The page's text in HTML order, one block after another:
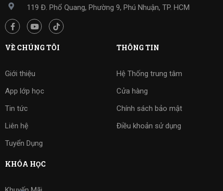
119 Đ. Phổ Quang, Phường 9, Phú Nhuận, TP. HCM
VỀ CHÚNG TÔI
Giới thiệu
App lớp học
Tin tức
Liên hệ
Tuyển Dụng
THÔNG TIN
Hệ Thống trung tâm
Cửa hàng
Chính sách bảo mật
Điều khoản sử dụng
KHÓA HỌC